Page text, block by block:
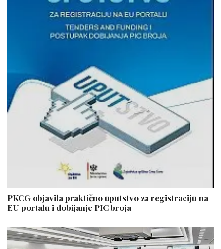
PKCG objavila praktično uputstvo za registraciju na
EU portalu i dobijanje PIC broja